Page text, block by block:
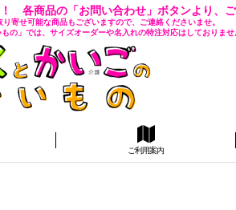
各商品の「お問い合わせ」ボタンより、
寄せ可能な商品もございますので、ご連絡くださいませ。
の」では、サイズオーダーや名入れの特注対応はしておりませ
ご利用案内